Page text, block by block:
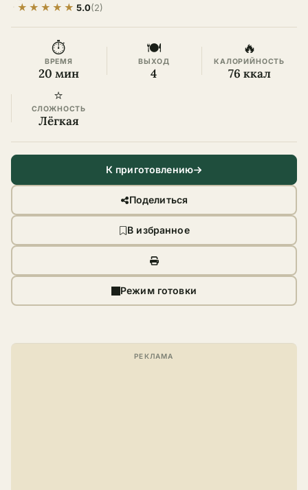
★ ★ ★ ★ ★ 5.0(2)
⏱
ВРЕМЯ
20 мин
🍽
ВЫХОД
4
🔥
КАЛОРИЙНОСТЬ
76 ккал
⭐
СЛОЖНОСТЬ
Лёгкая
К приготовлению
Поделиться
В избранное
Режим готовки